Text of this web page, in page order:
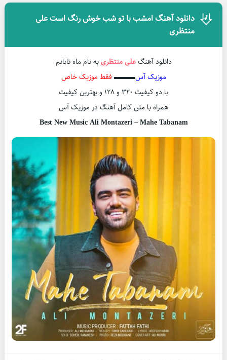
دانلود آهنگ امشب با تو شب خوش رنگ است علی
منتظری
دانلود آهنگعلی منتظریبه نام ماه تابانم
موزیک آس▬▬▬ فقط موزیک خاص
با دو کیفیت ۳۲۰ و ۱۲۸ و بهترین کیفیت
همراه با متن کامل آهنگ در موزیک آس
Best New Music Ali Montazeri – Mahe Tabanam